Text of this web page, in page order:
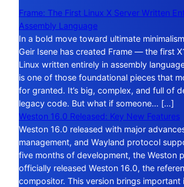
Frame: The First Linux X Server Written
Assembly Language
In a bold move toward ultimate
Geir Isene has created Frame — the first
Linux written entirely in assembly
is one of those foundational pieces that
for granted. It’s big, complex, and full of
legacy code. But what if someone… […]
Weston 16.0 Released: Key New Features
Weston 16.0 released with major
management, and Wayland protocol
five months of development, the Weston
officially released Weston 16.0, the
compositor. This version brings important